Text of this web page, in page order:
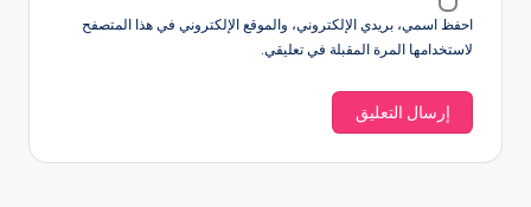
احفظ اسمي، بريدي الإلكتروني، والموقع الإلكتروني في هذا المتصفح
لاستخدامها المرة المقبلة في تعليقي.